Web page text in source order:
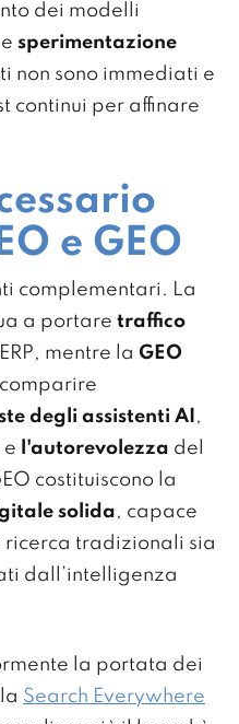
dei modelli
sperimentazione
non sono immediati e
continui per affinare
e GEO
complementari. La
a portare traffico
mentre la GEO
degli assistenti AI ,
e l'autorevolezza del
costituiscono la
solida, capace
tradizionali sia
dall’intelligenza
la portata dei
Search Everywhere